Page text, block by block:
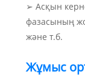
➢ Асқын
фазасының
және т.б.
Жұмыс